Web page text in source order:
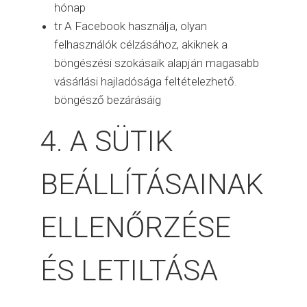
hónap
tr A Facebook használja, olyan
felhasználók célzásához, akiknek a
böngészési szokásaik alapján magasabb
vásárlási hajladósága feltételezhető.
böngésző bezárásáig
4. A SÜTIK
BEÁLLÍTÁSAINAK
ELLENŐRZÉSE
ÉS LETILTÁSA